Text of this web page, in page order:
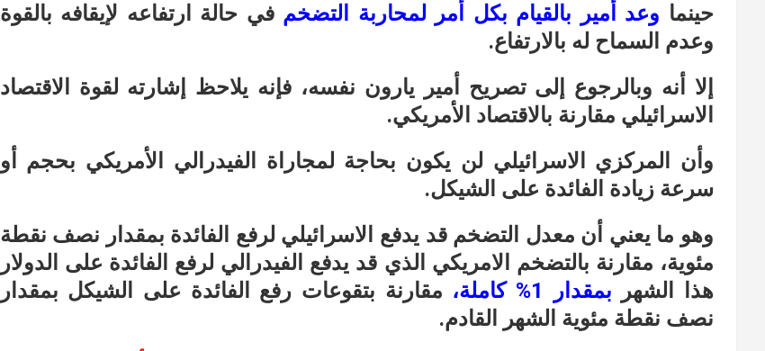
حينما وعد أمير بالقيام بكل أمر لمحاربة التضخم في حالة ارتفاعه لإيقافه بالقوة
وعدم السماح له بالارتفاع.
إلا أنه وبالرجوع إلى تصريح أمير يارون نفسه، فإنه يلاحظ إشارته لقوة الاقتصاد
الاسرائيلي مقارنة بالاقتصاد الأمريكي.
وأن المركزي الاسرائيلي لن يكون بحاجة لمجاراة الفيدرالي الأمريكي بحجم أو
سرعة زيادة الفائدة على الشيكل.
وهو ما يعني أن معدل التضخم قد يدفع الاسرائيلي لرفع الفائدة بمقدار نصف نقطة
مئوية، مقارنة بالتضخم الامريكي الذي قد يدفع الفيدرالي لرفع الفائدة على الدولار
هذا الشهر
بمقدار 1% كاملة ، مقارنة بتقوعات رفع الفائدة على الشيكل بمقدار
نصف نقطة مئوية الشهر القادم.